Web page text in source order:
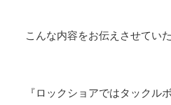
こんな内容をお伝えさせてい
『ロックショアではタックル